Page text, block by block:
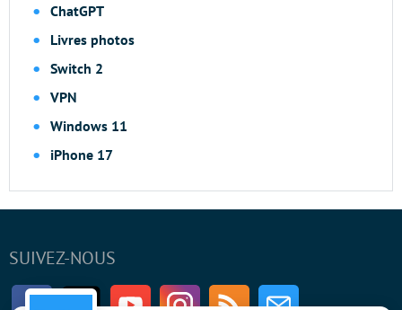
ChatGPT
Livres photos
Switch 2
VPN
Windows 11
iPhone 17
SUIVEZ-NOUS
FacebookTwitter Youtube InstagramRSS Newsletter